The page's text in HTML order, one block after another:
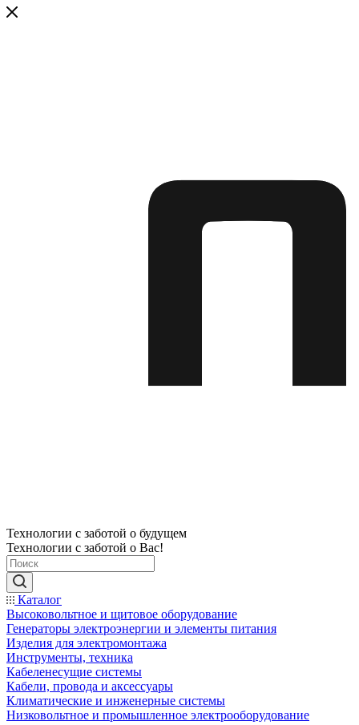
Технологии с заботой о будущем
Технологии с заботой о Вас!
Каталог
Высоковольтное и щитовое оборудование
Генераторы электроэнергии и элементы питания
Изделия для электромонтажа
Инструменты, техника
Кабеленесущие системы
Кабели, провода и аксессуары
Климатические и инженерные системы
Низковольтное и промышленное электрооборудование